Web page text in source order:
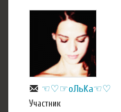
☜♡☞оЛьKa☜♡☞
Участник